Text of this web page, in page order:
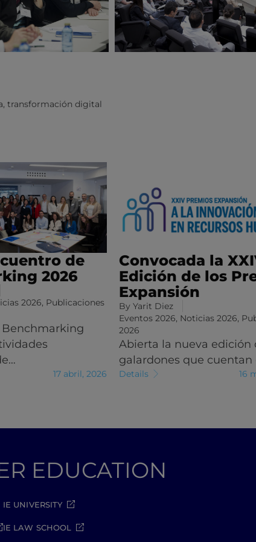
, transformación digital
de
2026
2026, Publicaciones
Benchmarking
17 abril, 2026
Convocada la
Edición de los
Expansión
By Yarit Diez
Eventos 2026, Noticias 2026,
2026
Abierta la nueva edición
galardones que cuentan
Details 16
EDUCATION
IE UNIVERSITY
IE LAW SCHOOL